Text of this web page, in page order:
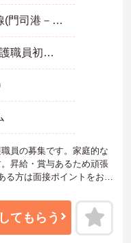
ＪＲ鹿児島本線(門司港－八代)
■資格不問 ■介護職員初任者研修（ホームヘルパー2級）以上あれば尚可
員の募集です。家庭的な
昇給・賞与あるため頑張
方は面接ポイントをお伝
てもらう